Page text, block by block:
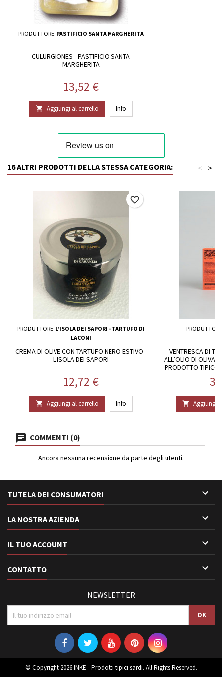
PRODUTTORE: PASTIFICIO SANTA MARGHERITA
CULURGIONES - PASTIFICIO SANTA
MARGHERITA
Prezzo
13,52 €
 Aggiungi al carrello Info
16 ALTRI PRODOTTI DELLA STESSA CATEGORIA: >
<
PRODUTTORE: L'ISOLA DEI SAPORI - TARTUFO DI
LACONI
CREMA DI OLIVE CON TARTUFO NERO ESTIVO -
L'ISOLA DEI SAPORI
Prezzo
12,72 €
 Aggiungi al carrello Info
favorite_border
VENTRESCA DI
ALL’OLIO DI OLIVA
PRODOTTO TIPICO
 Aggiungi
COMMENTI (0)
Ancora nessuna recensione da parte degli utenti.
TUTELA DEI CONSUMATORI 
LA NOSTRA AZIENDA 
IL TUO ACCOUNT 
CONTATTO 
NEWSLETTER
© Copyright 2026 INKE - Prodotti tipici sardi. All Rights Reserved.